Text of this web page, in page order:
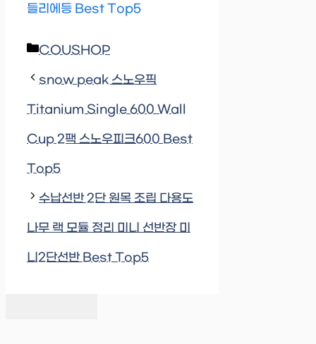
들리에등 Best Top5
Categories
COUSHOP
snow peak 스노우픽
Titanium Single 600 Wall
Cup 2팩 스노우피크600 Best
Top5
수납선반 2단 원목 조립 다용도
나무 랙 모듈 정리 미니 선반장 미
니2단선반 Best Top5